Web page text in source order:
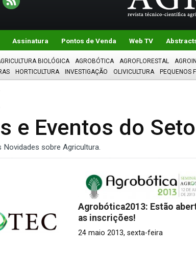
Assinatura Pontos de Venda Web TV
BIOLÓGICA AGROBÓTICA AGROFLORESTAL
HORTICULTURA INVESTIGAÇÃO OLIVICULTURA PEQUENOS
e Eventos do
sobre Agricultura.
Agrobótica2013: Estão
as inscrições!
24 maio 2013, sexta-feira